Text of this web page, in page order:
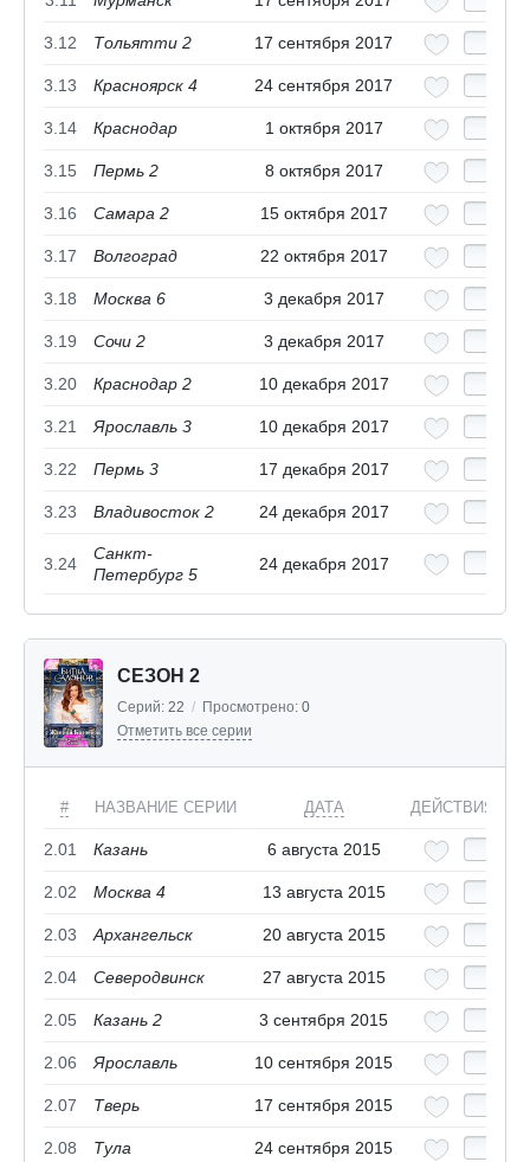
3.12 Тольятти 2 17 сентября 2017
3.13 Красноярск 4 24 сентября 2017
3.14 Краснодар 1 октября 2017
3.15 Пермь 2 8 октября 2017
3.16 Самара 2 15 октября 2017
3.17 Волгоград 22 октября 2017
3.18 Москва 6 3 декабря 2017
3.19 Сочи 2 3 декабря 2017
3.20 Краснодар 2 10 декабря 2017
3.21 Ярославль 3 10 декабря 2017
3.22 Пермь 3 17 декабря 2017
3.23 Владивосток 2 24 декабря 2017
3.24
Санкт-
Петербург 5
24 декабря 2017
СЕЗОН 2
Серий: 22 / Просмотрено: 0
Отметить все серии
# НАЗВАНИЕ СЕРИИ ДАТА ДЕЙСТВИЯ
2.01 Казань 6 августа 2015
2.02 Москва 4 13 августа 2015
2.03 Архангельск 20 августа 2015
2.04 Северодвинск 27 августа 2015
2.05 Казань 2 3 сентября 2015
2.06 Ярославль 10 сентября 2015
2.07 Тверь 17 сентября 2015
2.08 Тула 24 сентября 2015